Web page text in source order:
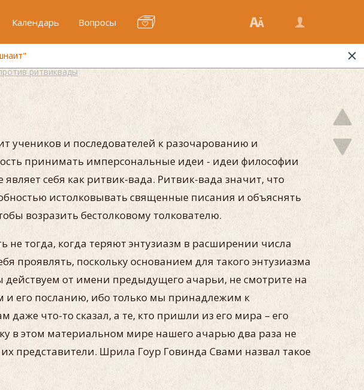
Календарь Вопросы
ритвиквады
учеников и последователей к разочарованию и
принимать имперсональные идеи - идеи философии
себя как ритвик-вада. Ритвик-вада значит, что
истолковывать священные писания и объяснять
возразить бестолковому толкователю.
не тогда, когда теряют энтузиазм в расширении числа
проявлять, поскольку основанием для такого энтузиазма
от имени предыдущего ачарьи, не смотрите на
и его посланию, ибо только мы принадлежим к
что-то сказал, а те, кто пришли из его мира – его
в этом материальном мире нашего ачарью два раза не
представители. Шрила Гоур Говинда Свами назвал такое